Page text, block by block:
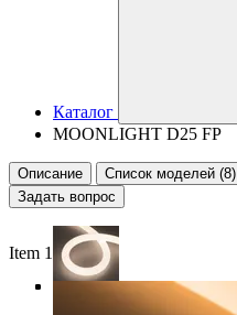
Каталог
MOONLIGHT D25 FP
Описание
Список моделей (8)
Задать вопрос
Item 1 of 4